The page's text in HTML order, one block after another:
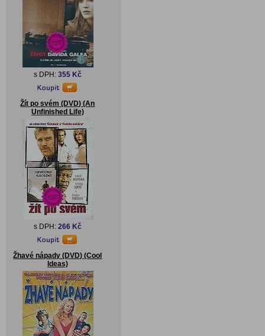
s DPH: 355 Kč
Žít po svém (DVD) (An
Unfinished Life)
s DPH: 266 Kč
Žhavé nápady (DVD) (Cool
Ideas)